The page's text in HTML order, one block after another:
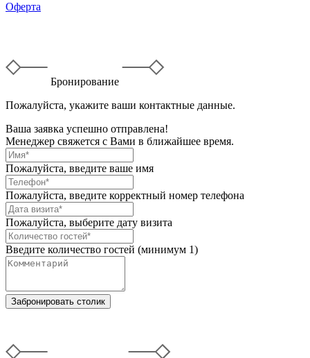
Оферта
Бронирование
Пожалуйста, укажите ваши контактные данные.
Ваша заявка успешно отправлена!
Менеджер свяжется с Вами в ближайшее время.
Пожалуйста, введите ваше имя
Пожалуйста, введите корректный номер телефона
Пожалуйста, выберите дату визита
Введите количество гостей (минимум 1)
Забронировать столик